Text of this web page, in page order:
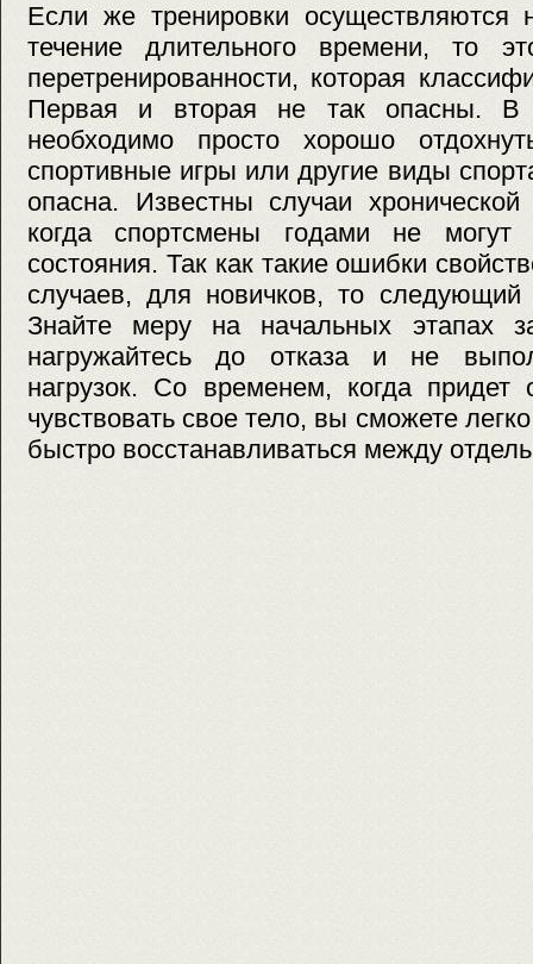
Если же тренировки
течение длительного времени, то
перетренированности, которая
Первая и вторая не так опасны. В
необходимо просто хорошо
спортивные игры или другие виды
опасна. Известны случаи хронической
когда спортсмены годами не могут
состояния. Так как такие ошибки
случаев, для новичков, то
Знайте меру на начальных этапах
нагружайтесь до отказа и не
нагрузок. Со временем, когда
чувствовать свое тело, вы сможете
быстро восстанавливаться между